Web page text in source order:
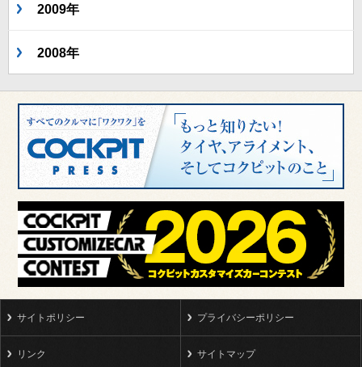
2009年
2008年
サイトポリシー プライバシーポリシー
リンク サイトマップ